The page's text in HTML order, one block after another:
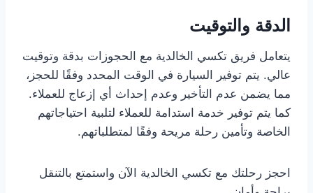
الدقة والتوقيت
يتعامل فريق تكسي الخالدية مع الحجوزات بدقة وتوقيت
عالي. يتم توفير السيارة في الوقت المحدد وفقًا للحجز،
مما يضمن عدم التأخير وعدم إحداث أي إزعاج للعملاء.
كما يتم توفير خدمة استدامة للعملاء لتلبية احتياجاتهم
الخاصة وتأمين رحلة مريحة وفقًا لمتطلباتهم.
احجز رحلتك مع تكسي الخالدية الآن واستمتع بالتنقل